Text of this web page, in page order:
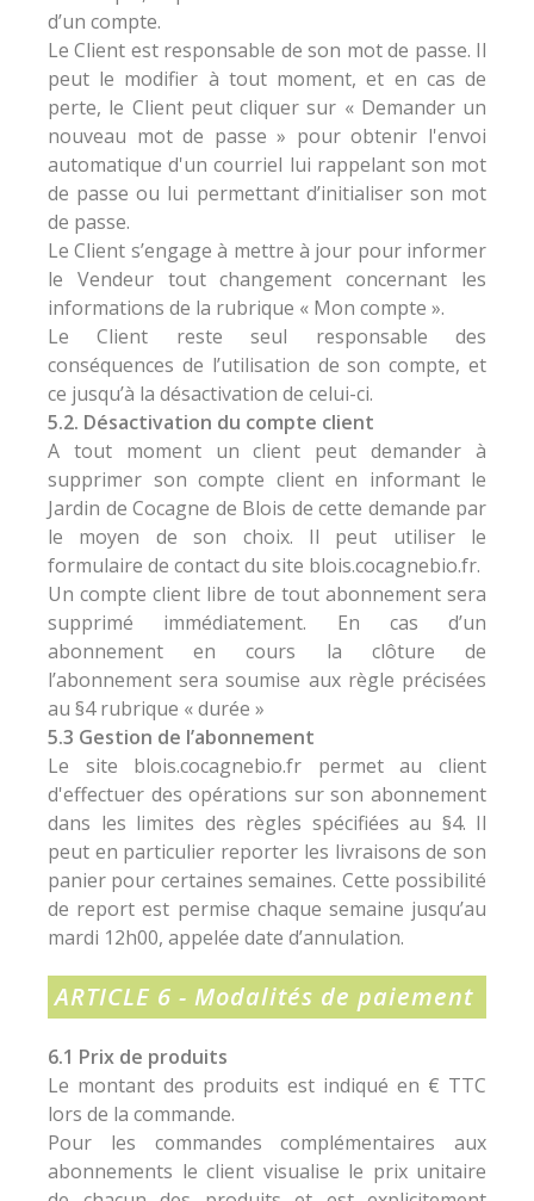
d’un compte.
Le Client est responsable de son mot de passe. Il
peut le modifier à tout moment, et en cas de
perte, le Client peut cliquer sur « Demander un
nouveau mot de passe » pour obtenir l'envoi
automatique d'un courriel lui rappelant son mot
de passe ou lui permettant d’initialiser son mot
de passe.
Le Client s’engage à mettre à jour pour informer
le Vendeur tout changement concernant les
informations de la rubrique « Mon compte ».
Le Client reste seul responsable des
conséquences de l’utilisation de son compte, et
ce jusqu’à la désactivation de celui-ci.
5.2. Désactivation du compte client
A tout moment un client peut demander à
supprimer son compte client en informant le
Jardin de Cocagne de Blois de cette demande par
le moyen de son choix. Il peut utiliser le
formulaire de contact du site blois.cocagnebio.fr.
Un compte client libre de tout abonnement sera
supprimé immédiatement. En cas d’un
abonnement en cours la clôture de
l’abonnement sera soumise aux règle précisées
au §4 rubrique « durée »
5.3 Gestion de l’abonnement
Le site blois.cocagnebio.fr permet au client
d'effectuer des opérations sur son abonnement
dans les limites des règles spécifiées au §4. Il
peut en particulier reporter les livraisons de son
panier pour certaines semaines. Cette possibilité
de report est permise chaque semaine jusqu’au
mardi 12h00, appelée date d’annulation.
ARTICLE 6 - Modalités de paiement
6.1 Prix de produits
Le montant des produits est indiqué en € TTC
lors de la commande.
Pour les commandes complémentaires aux
abonnements le client visualise le prix unitaire